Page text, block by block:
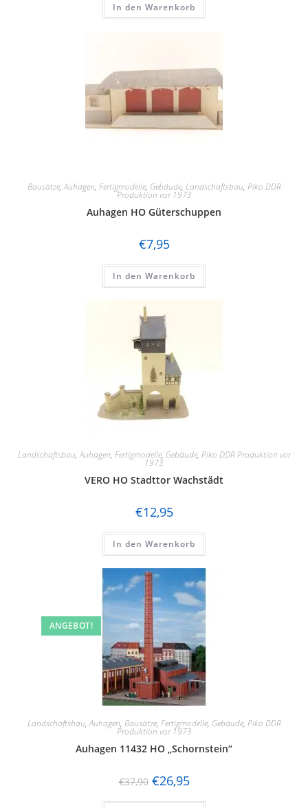
In den Warenkorb
Bausätze,Auhagen, Fertigmodelle, Gebäude, Landschaftsbau, Piko DDR
Produktion vor 1973
Auhagen HO Güterschuppen
€7,95
In den Warenkorb
Landschaftsbau,Auhagen, Fertigmodelle, Gebäude, Piko DDR Produktion vor
1973
VERO HO Stadttor Wachstädt
€12,95
In den Warenkorb
ANGEBOT!
Landschaftsbau,Auhagen, Bausätze, Fertigmodelle, Gebäude, Piko DDR
Produktion vor 1973
Auhagen 11432 HO „Schornstein“
€37,90 €26,95